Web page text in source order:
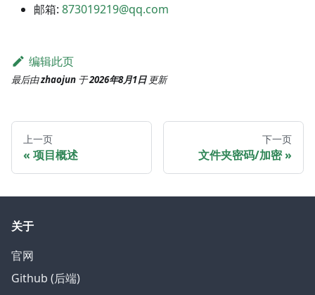
邮箱: 873019219@qq.com
编辑此页
最后由zhaojun 于2026年8月1日 更新
上一页
项目概述
下一页
文件夹密码/加密
关于
官网
Github (后端)